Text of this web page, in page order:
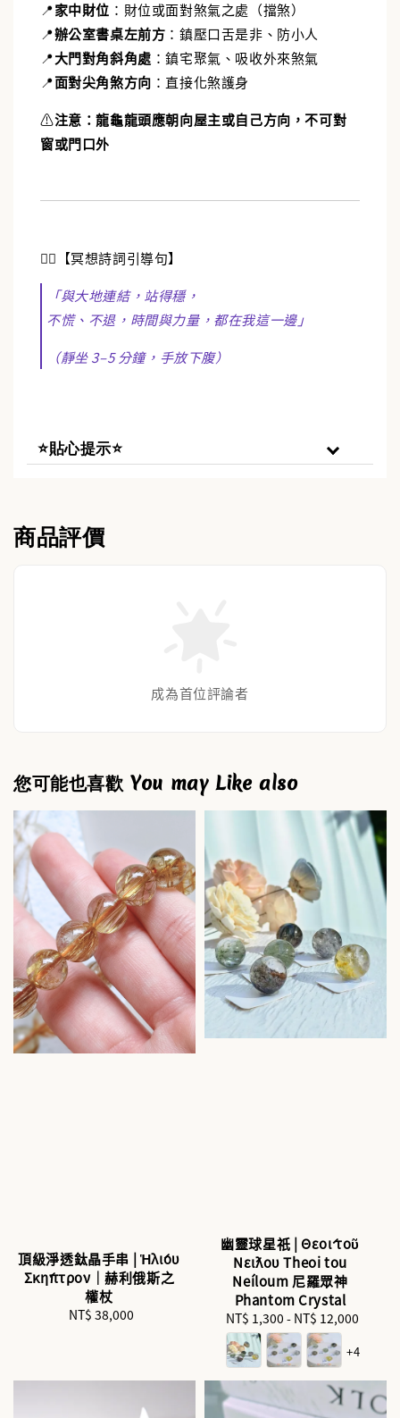
📍家中財位 ：財位或面對煞氣之處（擋煞）
📍辦公室書桌左前方 ：鎮壓口舌是非、防小人
📍大門對角斜角處 ：鎮宅聚氣、吸收外來煞氣
📍面對尖角煞方向 ：直接化煞護身
⚠️注意：龍龜龍頭應朝向屋主或自己方向，不可對
窗或門口外
🧘‍♂️【冥想詩詞引導句】
「與大地連結，站得穩，
不慌、不退，時間與力量，都在我這一邊」
（靜坐 3–5 分鐘，手放下腹）
⭐貼心提示⭐
商品評價
成為首位評論者
您可能也喜歡 You may Like also
頂級淨透鈦晶手串 | Ἡλίου
Σκήπτρον｜赫利俄斯之
權杖
Regular
NT$ 38,000
幽靈球星祇 | Θεοί τοῦ
Νείλου Theoi tou
Neíloum 尼羅眾神
Phantom Crystal
Regular
price
NT$ 1,300 - NT$ 12,000
+4